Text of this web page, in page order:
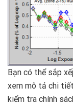
Bạn có thể sắp
xem mô tả chi
kiểm tra chính